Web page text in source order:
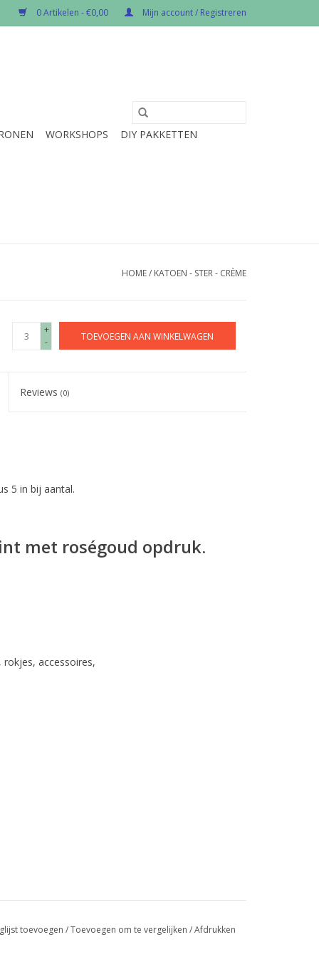
0 Artikelen - €0,00 Mijn account / Registreren
WORKSHOPS
DIY PAKKETTEN
HOME/ KATOEN - STER - CRÈME
+
-
TOEVOEGEN AAN WINKELWAGEN
Reviews(0)
5 in bij aantal.
met roségoud opdruk.
rokjes, accessoires,
toevoegen /Toevoegen om te vergelijken /Afdrukken